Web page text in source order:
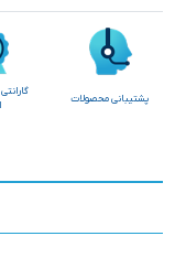
پشتیبانی محصولات